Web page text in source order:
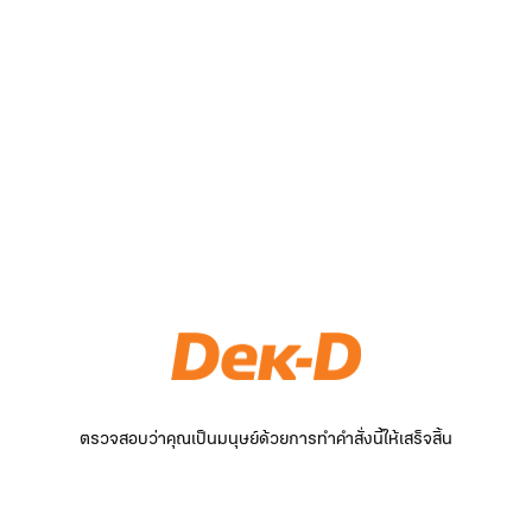
ตรวจสอบว่าคุณเป็นมนุษย์ด้วยการทำคำสั่งนี้ให้เสร็จสิ้น